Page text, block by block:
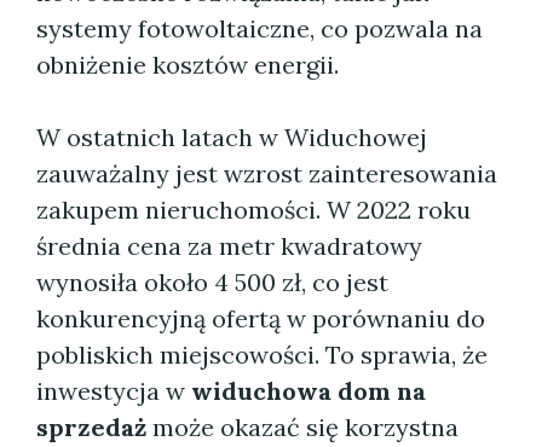
systemy fotowoltaiczne, co pozwala na
obniżenie kosztów energii.
W ostatnich latach w Widuchowej
zauważalny jest wzrost zainteresowania
zakupem nieruchomości. W 2022 roku
średnia cena za metr kwadratowy
wynosiła około 4 500 zł, co jest
konkurencyjną ofertą w porównaniu do
pobliskich miejscowości. To sprawia, że
inwestycja w widuchowa dom na
sprzedaż może okazać się korzystna